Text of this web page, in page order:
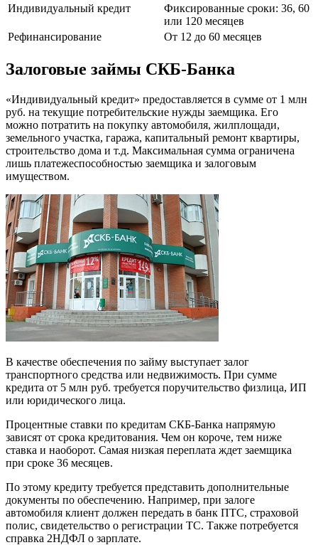
Индивидуальный кредит
Фиксированные сроки: 36, 60
или 120 месяцев
Рефинансирование
От 12 до 60 месяцев
Залоговые займы СКБ-Банка
«Индивидуальный кредит» предоставляется в сумме от 1 млн
руб. на текущие потребительские нужды заемщика. Его
можно потратить на покупку автомобиля, жилплощади,
земельного участка, гаража, капитальный ремонт квартиры,
строительство дома и т.д. Максимальная сумма ограничена
лишь платежеспособностью заемщика и залоговым
имуществом.
В качестве обеспечения по займу выступает залог
транспортного средства или недвижимость. При сумме
кредита от 5 млн руб. требуется поручительство физлица, ИП
или юридического лица.
Процентные ставки по кредитам СКБ-Банка напрямую
зависят от срока кредитования. Чем он короче, тем ниже
ставка и наоборот. Самая низкая переплата ждет заемщика
при сроке 36 месяцев.
По этому кредиту требуется представить дополнительные
документы по обеспечению. Например, при залоге
автомобиля клиент должен передать в банк ПТС, страховой
полис, свидетельство о регистрации ТС. Также потребуется
справка 2НДФЛ о зарплате.